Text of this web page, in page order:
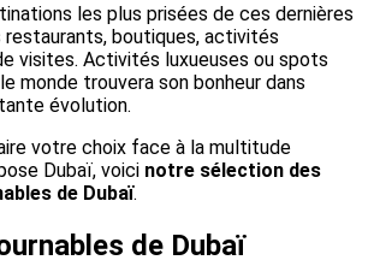
les plus prisées de ces dernières
restaurants, boutiques, activités
visites. Activités luxueuses ou spots
monde trouvera son bonheur dans
évolution.
votre choix face à la multitude
Dubaï, voici notre sélection des
de Dubaï.
de Dubaï